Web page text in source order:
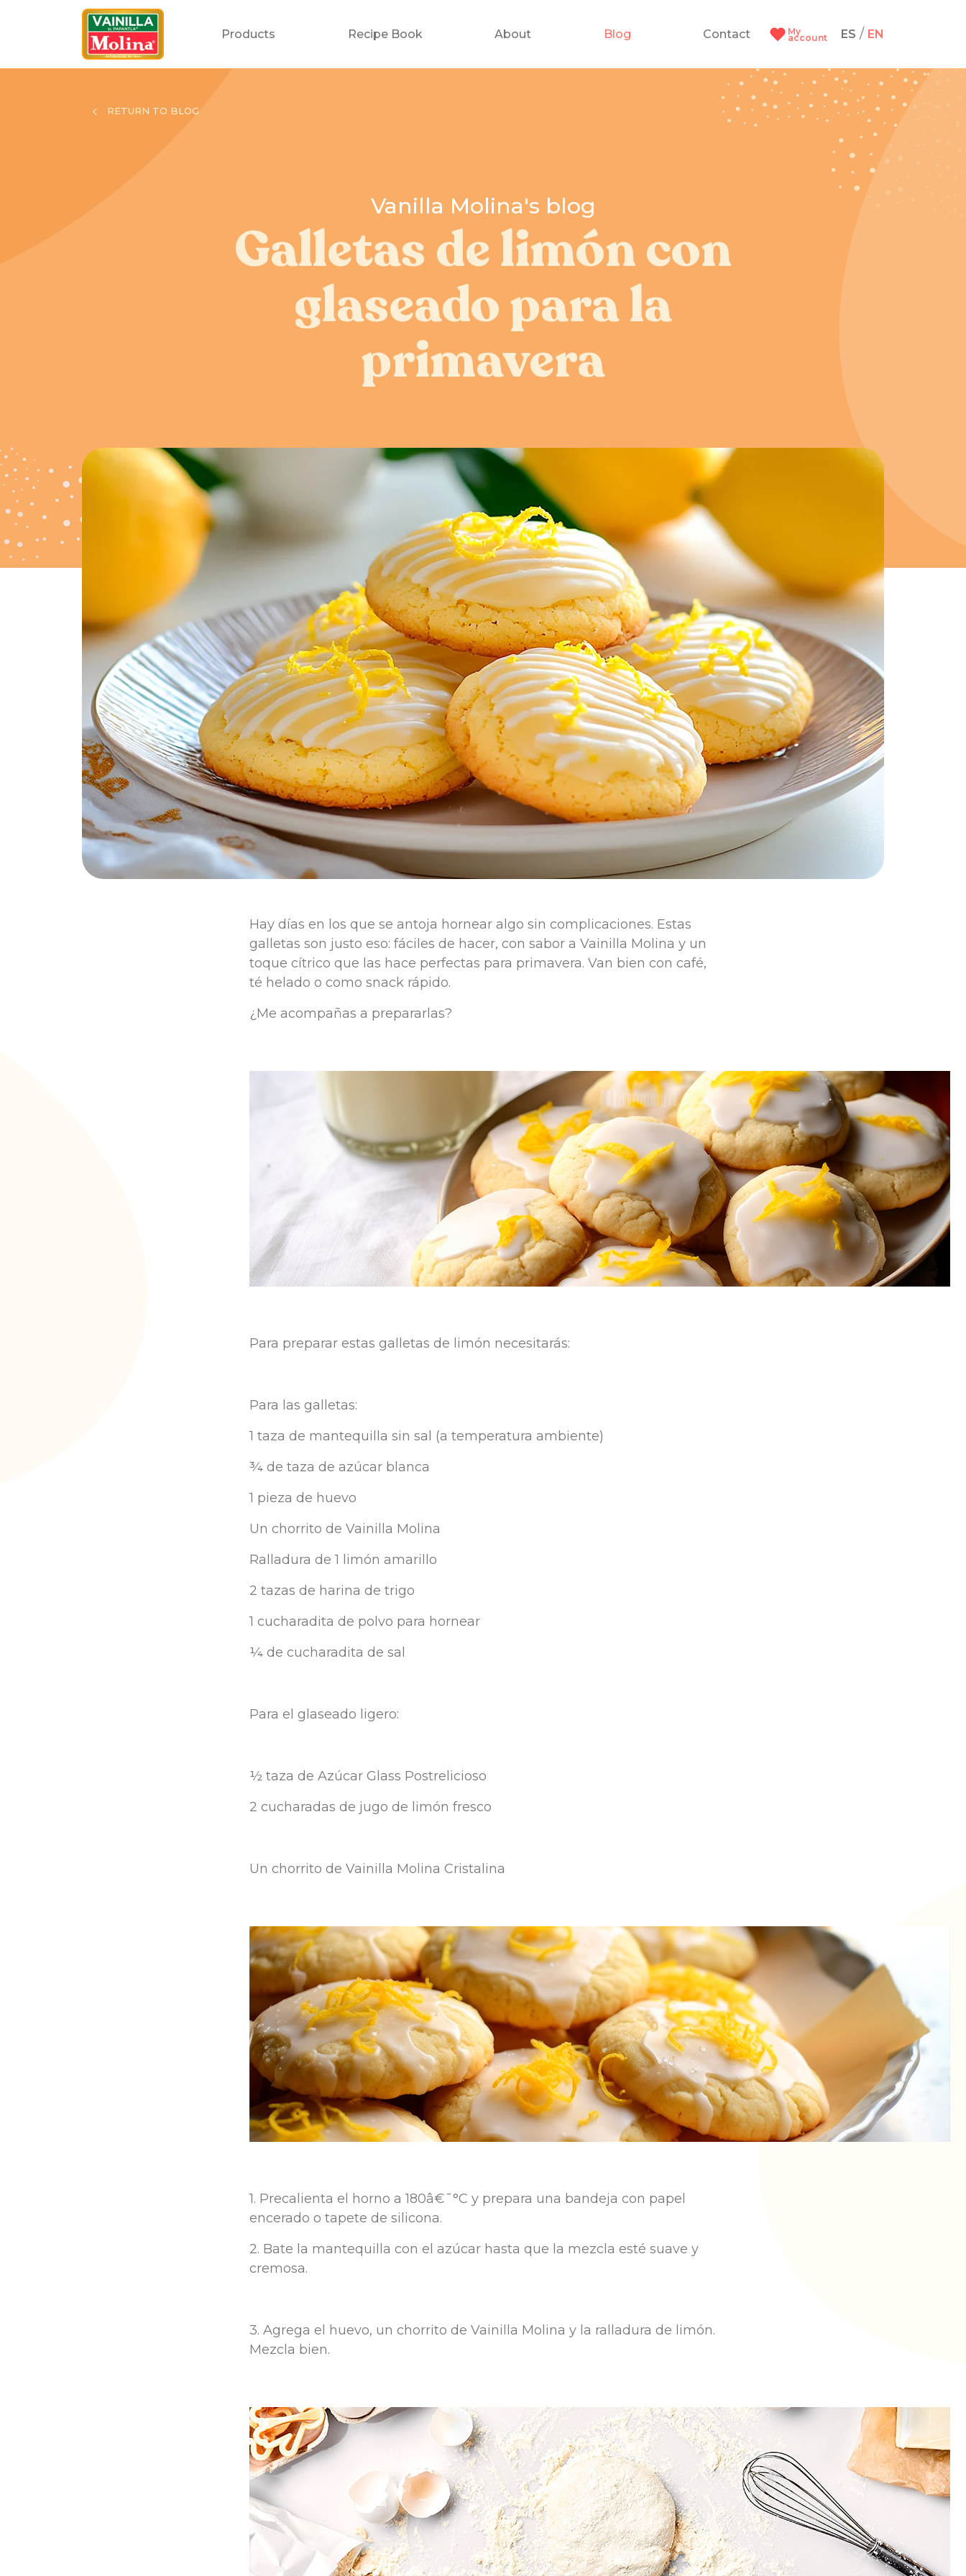
ES / EN
My
account
Products Recipe Book About Blog Contact
RETURN TO BLOG
Vanilla Molina's blog
Galletas de limón con
glaseado para la
primavera
Hay días en los que se antoja hornear algo sin complicaciones. Estas
galletas son justo eso: fáciles de hacer, con sabor a Vainilla Molina y un
toque cítrico que las hace perfectas para primavera. Van bien con café,
té helado o como snack rápido.
¿Me acompañas a prepararlas?
Para preparar estas galletas de limón necesitarás:
Para las galletas:
1 taza de mantequilla sin sal (a temperatura ambiente)
¾ de taza de azúcar blanca
1 pieza de huevo
Un chorrito de Vainilla Molina
Ralladura de 1 limón amarillo
2 tazas de harina de trigo
1 cucharadita de polvo para hornear
¼ de cucharadita de sal
Para el glaseado ligero:
½ taza de Azúcar Glass Postrelicioso
2 cucharadas de jugo de limón fresco
Un chorrito de Vainilla Molina Cristalina
1. Precalienta el horno a 180â€¯°C y prepara una bandeja con papel
encerado o tapete de silicona.
2. Bate la mantequilla con el azúcar hasta que la mezcla esté suave y
cremosa.
3. Agrega el huevo, un chorrito de Vainilla Molina y la ralladura de limón.
Mezcla bien.